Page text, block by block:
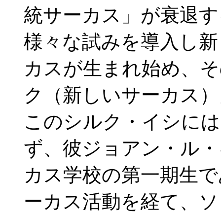
統サーカス」が衰退
様々な試みを導入し
カスが生まれ始め、
ク（新しいサーカス
このシルク・イシに
ず、彼ジョアン・ル
カス学校の第一期生
ーカス活動を経て、